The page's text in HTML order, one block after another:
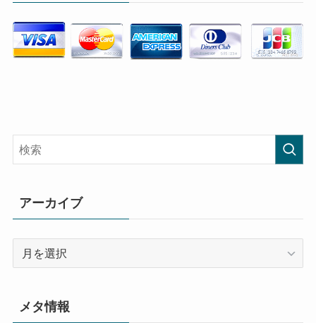
アーカイブ
メタ情報